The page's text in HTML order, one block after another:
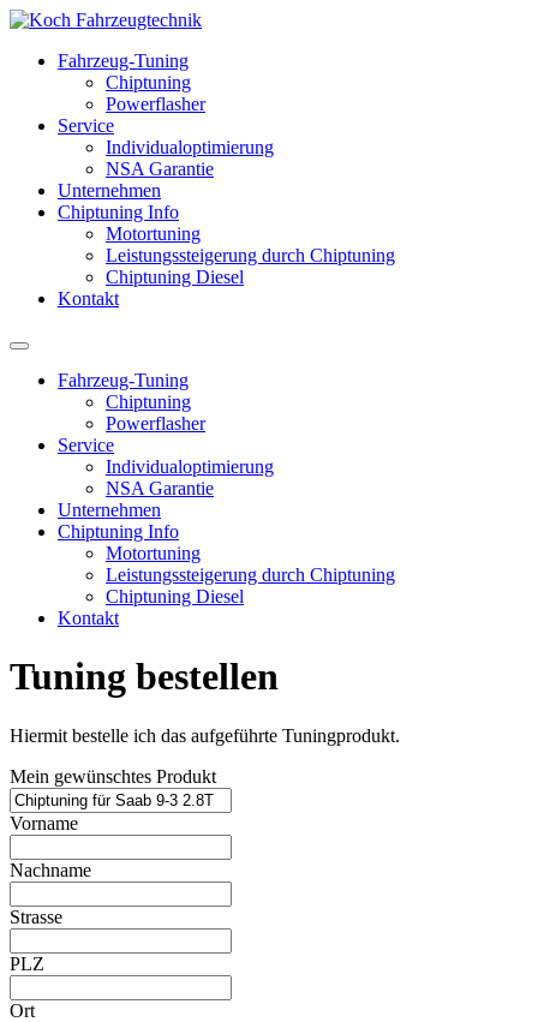
Fahrzeug-Tuning
Chiptuning
Powerflasher
Service
Individualoptimierung
NSA Garantie
Unternehmen
Chiptuning Info
Motortuning
Leistungssteigerung durch Chiptuning
Chiptuning Diesel
Kontakt
Fahrzeug-Tuning
Chiptuning
Powerflasher
Service
Individualoptimierung
NSA Garantie
Unternehmen
Chiptuning Info
Motortuning
Leistungssteigerung durch Chiptuning
Chiptuning Diesel
Kontakt
Tuning bestellen
Hiermit bestelle ich das aufgeführte Tuningprodukt.
Mein gewünschtes Produkt
Vorname
Nachname
Strasse
PLZ
Ort